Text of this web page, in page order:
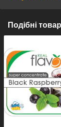
Подібні